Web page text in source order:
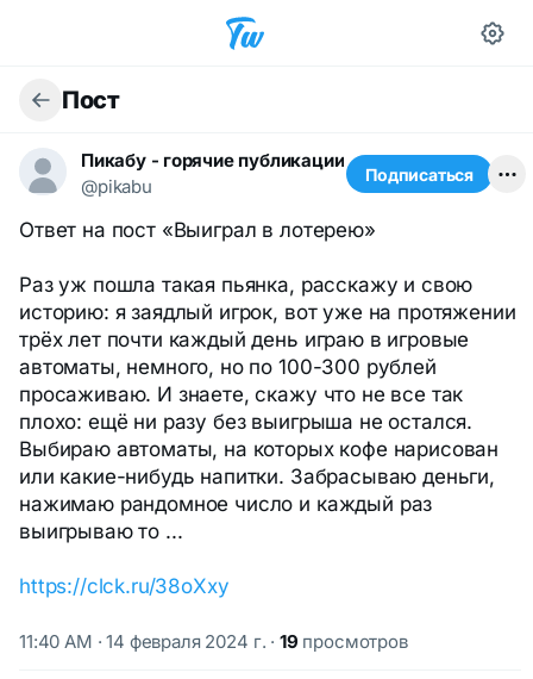
Пост
Пикабу - горячие публикации
@pikabu
Подписаться
Ответ на пост «Выиграл в лотерею»
Раз уж пошла такая пьянка, расскажу и свою
историю: я заядлый игрок, вот уже на протяжении
трёх лет почти каждый день играю в игровые
автоматы, немного, но по 100-300 рублей
просаживаю. И знаете, скажу что не все так
плохо: ещё ни разу без выигрыша не остался.
Выбираю автоматы, на которых кофе нарисован
или какие-нибудь напитки. Забрасываю деньги,
нажимаю рандомное число и каждый раз
выигрываю то ...
https://clck.ru/38oXxy
11:40 AM · 14 февраля 2024 г. · 19 просмотров